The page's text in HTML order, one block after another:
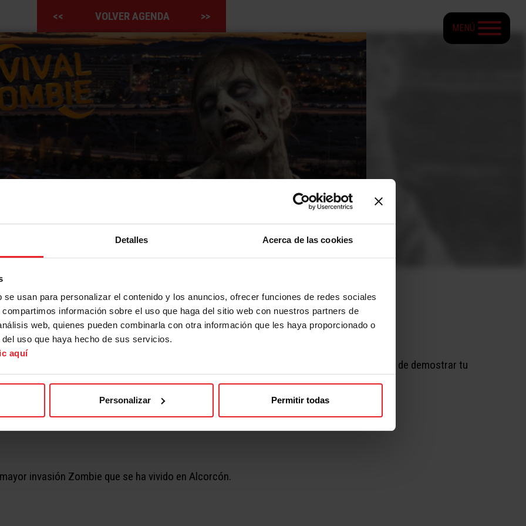
Detalles Acerca de las cookies
usan para personalizar el contenido y los anuncios, ofrecer funciones de redes sociales
información sobre el uso que haga del sitio web con nuestros partners de
web, quienes pueden combinarla con otra información que les haya proporcionado o
uso que haya hecho de sus servicios.
aquí
Personalizar Permitir todas
MENÚ
<< VOLVER AGENDA >>
permitir que la humanidad caiga!
es X-Madrid, en donde un grupo de supervivientes se ha atrincherado. Es el momento de demostrar tu
las criaturas que ahora dominan la calle?
invasión Zombie que se ha vivido en Alcorcón.